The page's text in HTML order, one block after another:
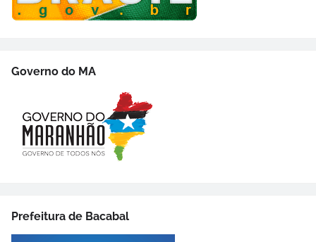
Governo do MA
Prefeitura de Bacabal